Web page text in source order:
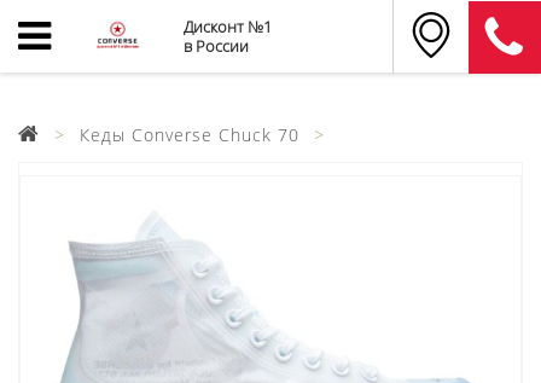
Дисконт №1
в России
Кеды Converse Chuck 70